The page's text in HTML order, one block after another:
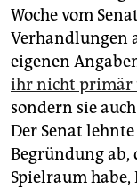
Woche vom
Verhandlungen
eigenen
ihr nicht primär
sondern sie
Der Senat
Begründung ab,
Spielraum